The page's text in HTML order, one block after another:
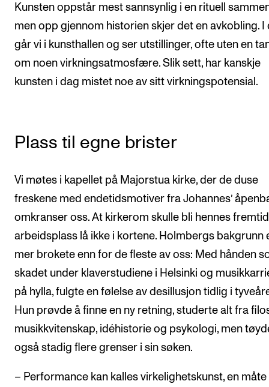
Kunsten oppstår mest sannsynlig i en rituell
men opp gjennom historien skjer det en avkobling. I
går vi i kunsthallen og ser utstillinger, ofte uten en
om noen virkningsatmosfære. Slik sett, har kanskje
kunsten i dag mistet noe av sitt virkningspotensial.
Plass til egne brister
Vi møtes i kapellet på Majorstua kirke, der de duse
freskene med endetidsmotiver fra Johannes’
omkranser oss. At kirkerom skulle bli hennes
arbeidsplass lå ikke i kortene. Holmbergs bakgrunn
mer brokete enn for de fleste av oss: Med hånden
skadet under klaverstudiene i Helsinki og
på hylla, fulgte en følelse av desillusjon tidlig i
Hun prøvde å finne en ny retning, studerte alt fra
musikkvitenskap, idéhistorie og psykologi, men
også stadig flere grenser i sin søken.
– Performance kan kalles virkelighetskunst, en måte